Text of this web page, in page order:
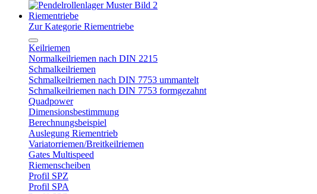
Riementriebe
Zur Kategorie Riementriebe
Keilriemen
Normalkeilriemen nach DIN 2215
Schmalkeilriemen
Schmalkeilriemen nach DIN 7753 ummantelt
Schmalkeilriemen nach DIN 7753 formgezahnt
Quadpower
Dimensionsbestimmung
Berechnungsbeispiel
Auslegung Riementrieb
Variatorriemen/Breitkeilriemen
Gates Multispeed
Riemenscheiben
Profil SPZ
Profil SPA